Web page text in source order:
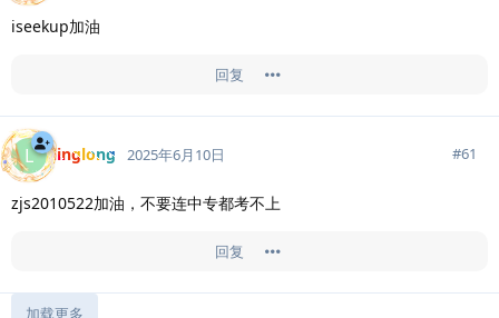
iseekup加油
回复
L linglong 2025年6月10日 #61
zjs2010522加油，不要连中专都考不上
回复
加载更多